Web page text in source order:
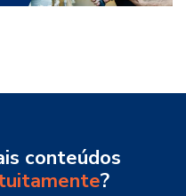
conteúdos
?